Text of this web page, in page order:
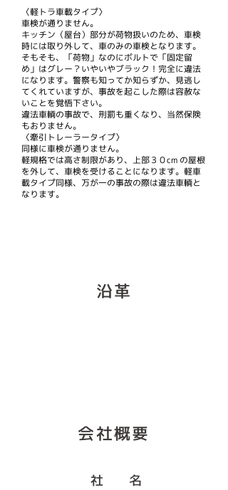
〈軽トラ車載タイプ〉
車検が通りません。
キッチン（屋台）部分が荷物扱いのため、車検
時には取り外して、車のみの車検となります。
そもそも、「荷物」なのにボルトで「固定留
め」はグレー？いやいやブラック！完全に違法
になります。警察も知ってか知らずか、見逃し
てくれていますが、事故を起こした際は容赦な
いことを覚悟下さい。
違法車輌の事故で、刑罰も重くなり、当然保険
もおりません。
〈牽引トレーラータイプ〉
同様に車検が通りません。
軽規格では高さ制限があり、上部３０cm の屋根
を外して、車検を受けることになります。軽車
載タイプ同様、万が一の事故の際は違法車輌と
なります。
​沿革
会社概要
社 名